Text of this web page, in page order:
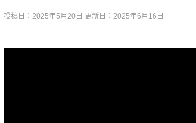
投稿日：2025年5月20日 更新日：2025年6月16日